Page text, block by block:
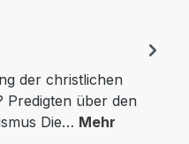
der christlichen
Predigten über den
Die… Mehr